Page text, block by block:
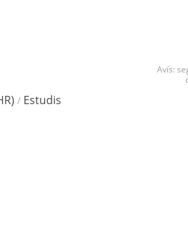
/ Estudis
Avís: